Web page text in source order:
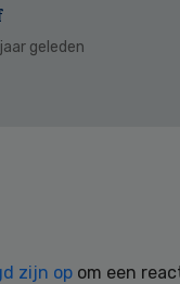
jaar geleden
zijn op om een